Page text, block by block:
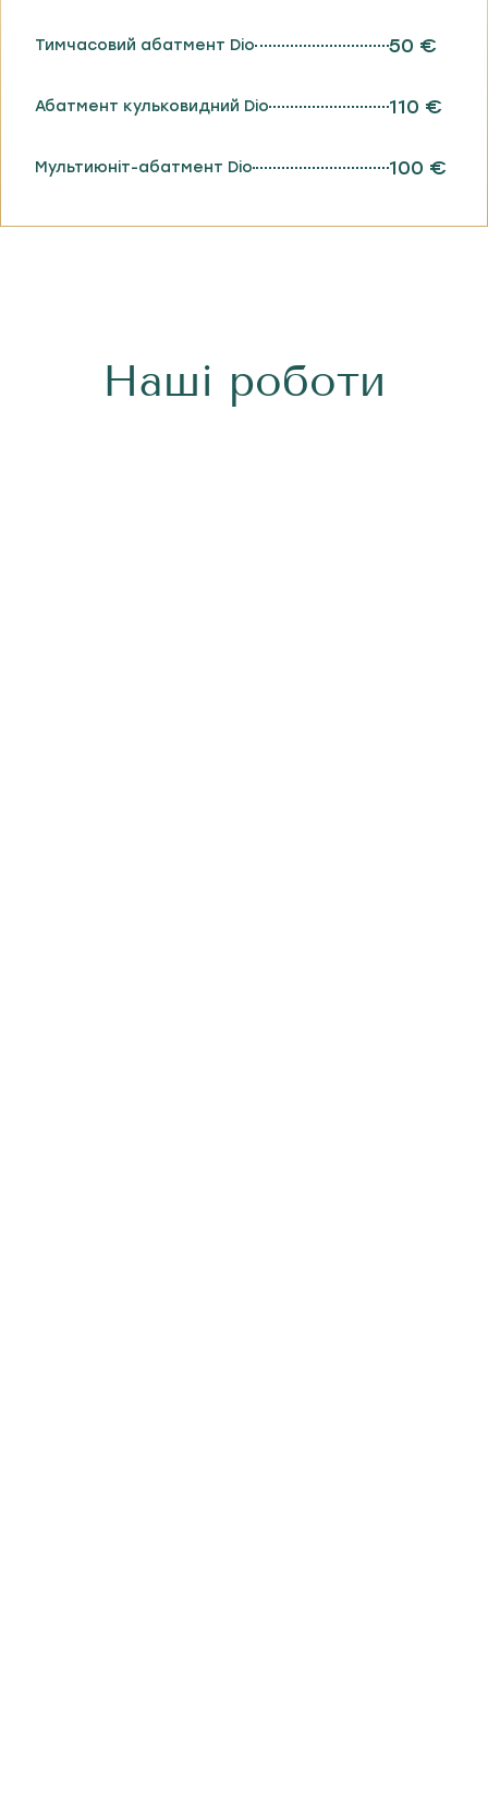
Тимчасовий абатмент Dio 50 €
Абатмент кульковидний Dio 110 €
Мультиюніт-абатмент Dio 100 €
Наші роботи